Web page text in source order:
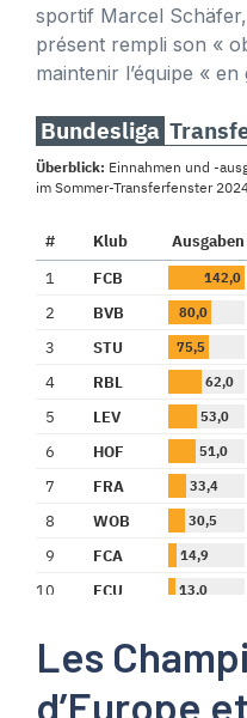
sportif Marcel Schäfer,
présent rempli son «
maintenir l’équipe «
Les
d’Europe